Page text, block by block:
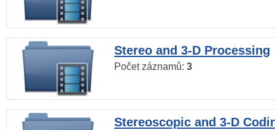
Stereo and 3-D Processing
Počet záznamů: 3
Stereoscopic and 3-D